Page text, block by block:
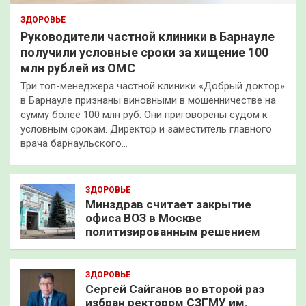
ЗДОРОВЬЕ
Руководители частной клиники в Барнауле
получили условные сроки за хищение 100
млн рублей из ОМС
Три топ-менеджера частной клиники «Добрый доктор»
в Барнауле признаны виновными в мошенничестве на
сумму более 100 млн руб. Они приговорены судом к
условным срокам. Директор и заместитель главного
врача барнаульского…
ЗДОРОВЬЕ
Минздрав считает закрытие
офиса ВОЗ в Москве
политизированным решением
ЗДОРОВЬЕ
Сергей Сайганов во второй раз
избран ректором СЗГМУ им.